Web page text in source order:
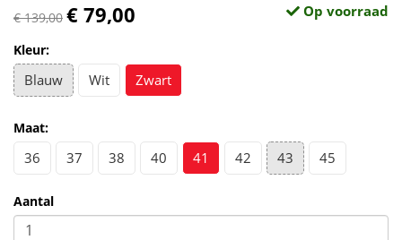
€ 139,00 € 79,00 Op voorraad
Kleur:
Blauw Wit Zwart
Maat:
36 37 38 40 41 42 43 45
Aantal